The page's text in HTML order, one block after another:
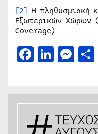
[2] Η πληθυσμιακή
Εξωτερικών Χώρων
Coverage)
Facebook